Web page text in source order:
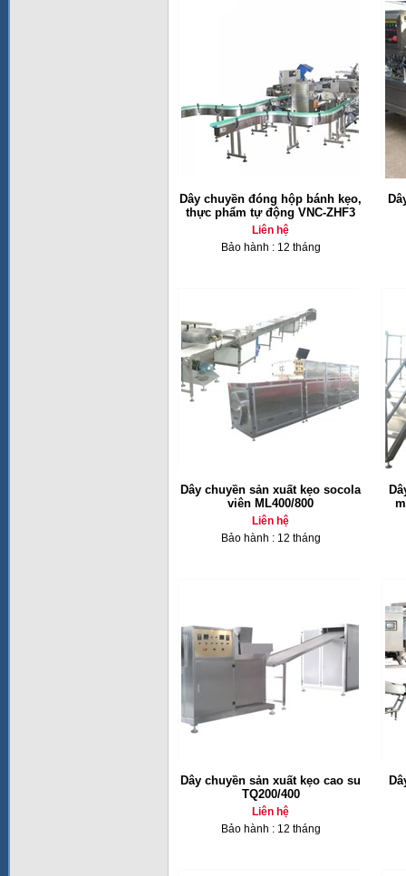
Dây chuyền đóng hộp bánh kẹo,
thực phẩm tự động VNC-ZHF3
Liên hệ
Bảo hành : 12 tháng
Dây chuyền sản xuất kẹo socola
viên ML400/800
Liên hệ
Bảo hành : 12 tháng
Dây chuyền sản xuất kẹo cao su
TQ200/400
Liên hệ
Bảo hành : 12 tháng